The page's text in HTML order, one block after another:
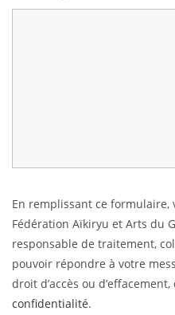
En remplissant ce formulaire,
Fédération Aïkiryu et Arts du
responsable de traitement,
pouvoir répondre à votre
droit d’accès ou
confidentialité.